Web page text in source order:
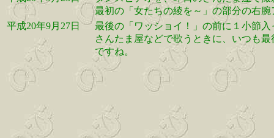
最初の「女たちの綾を～」の部分の右
平成20年9月27日
最後の「ワッショイ！」の前に１小節
さんたま屋などで歌うときに、いつも
ですね。